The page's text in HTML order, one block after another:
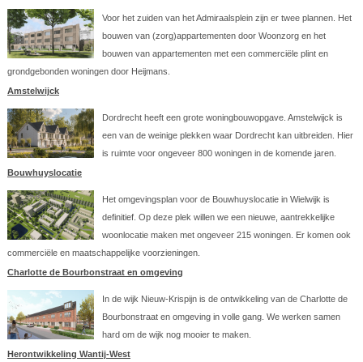
Voor het zuiden van het Admiraalsplein zijn er twee plannen. Het
bouwen van (zorg)appartementen door Woonzorg en het
bouwen van appartementen met een commerciële plint en
grondgebonden woningen door Heijmans.
Amstelwijck
Dordrecht heeft een grote woningbouwopgave. Amstelwijck is
een van de weinige plekken waar Dordrecht kan uitbreiden. Hier
is ruimte voor ongeveer 800 woningen in de komende jaren.
Bouwhuyslocatie
Het omgevingsplan voor de Bouwhuyslocatie in Wielwijk is
definitief. Op deze plek willen we een nieuwe, aantrekkelijke
woonlocatie maken met ongeveer 215 woningen. Er komen ook
commerciële en maatschappelijke voorzieningen.
Charlotte de Bourbonstraat en omgeving
In de wijk Nieuw-Krispijn is de ontwikkeling van de Charlotte de
Bourbonstraat en omgeving in volle gang. We werken samen
hard om de wijk nog mooier te maken.
Herontwikkeling Wantij-West